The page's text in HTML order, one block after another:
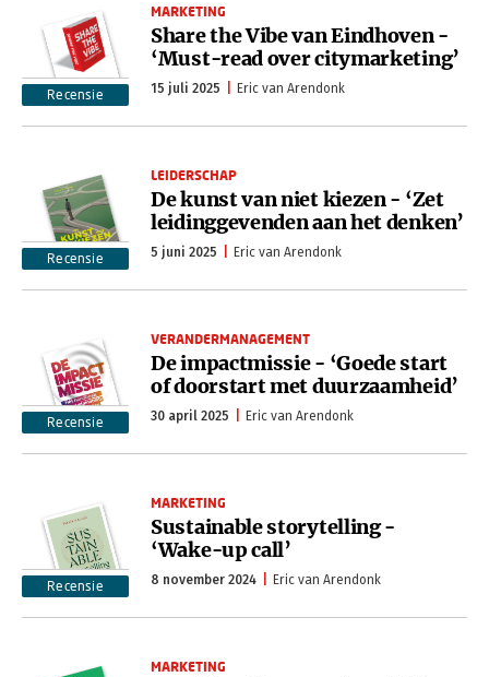
Recensie
MARKETING
Share the Vibe van Eindhoven -
‘Must-read over citymarketing’
15 juli 2025 Eric van Arendonk
Recensie
LEIDERSCHAP
De kunst van niet kiezen - ‘Zet
leidinggevenden aan het denken’
5 juni 2025 Eric van Arendonk
Recensie
VERANDERMANAGEMENT
De impactmissie - ‘Goede start
of doorstart met duurzaamheid’
30 april 2025 Eric van Arendonk
Recensie
MARKETING
Sustainable storytelling -
‘Wake-up call’
8 november 2024 Eric van Arendonk
MARKETING